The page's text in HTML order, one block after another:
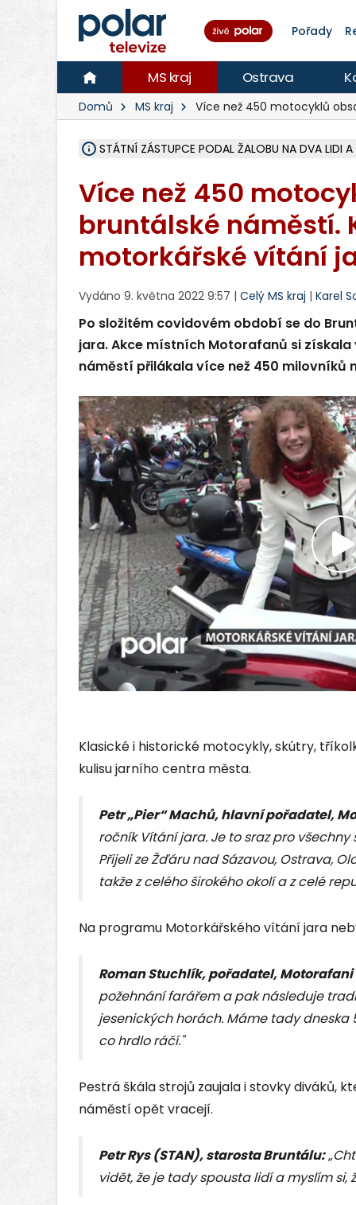
Pořady
MS kraj Ostrava
Domů MS kraj Více než 450 motocyklů
STÁTNÍ ZÁSTUPCE PODAL ŽALOBU NA DVA LIDI
Více než 450
bruntálské náměstí.
motorkářské vítání
Vydáno 9. května 2022 9:57 | Celý MS kraj | Karel
Po složitém covidovém období se do
jara. Akce místních Motorafanů si
náměstí přilákala více než 450 milovníků
Klasické i historické motocykly, skútry,
kulisu jarního centra města.
Petr „Pier“ Machů, hlavní pořadatel,
ročník Vítání jara. Je to sraz pro
Přijeli ze Žďáru nad Sázavou, Ostrava,
takže z celého širokého okolí a z celé
Na programu Motorkářského vítání jara
Roman Stuchlík, pořadatel,
požehnání farářem a pak následuje
jesenických horách. Máme tady
co hrdlo ráčí."
Pestrá škála strojů zaujala i stovky diváků,
náměstí opět vracejí.
Petr Rys (STAN), starosta Bruntálu:
vidět, že je tady spousta lidí a myslím si,